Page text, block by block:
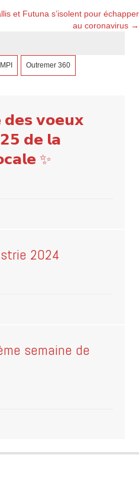
et Futuna s’isolent pour échapper
au coronavirus →
MPI Outremer 360
𝗱𝗲𝘀 𝘃𝗼𝗲𝘂𝘅
𝗱𝗲 𝗹𝗮
✨
2024
semaine de